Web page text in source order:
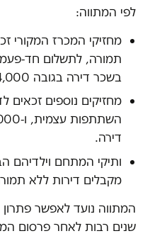
לפי המתווה:
בשכר דירה בגובה 4,000 ש"ח לחודש עד לאכלוס.
דירה.
ותיקי המתחם וילדיהם
מקבלים דירות ללא
המתווה נועד לאפשר
שנים רבות לאחר פרסום